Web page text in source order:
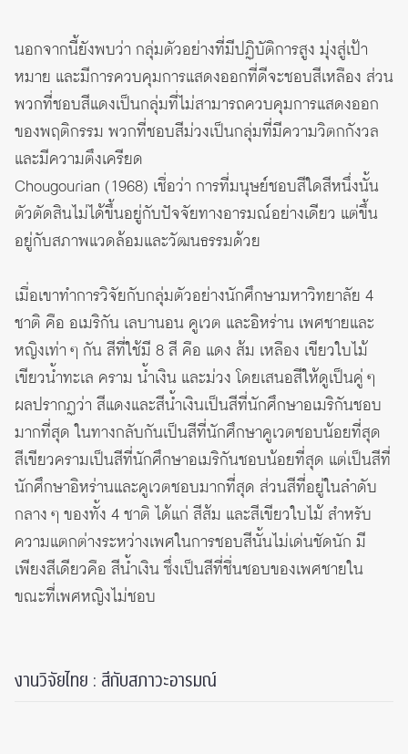
นอกจากนี้ยังพบว่า กลุ่มตัวอย่างที่มีปฏิบัติการสูง มุ่งสู่เป้า
หมาย และมีการควบคุมการแสดงออกที่ดีจะชอบสีเหลือง ส่วน
พวกที่ชอบสีแดงเป็นกลุ่มที่ไม่สามารถควบคุมการแสดงออก
ของพฤติกรรม พวกที่ชอบสีม่วงเป็นกลุ่มที่มีความวิตกกังวล
และมีความตึงเครียด
Chougourian (1968) เชื่อว่า การที่มนุษย์ชอบสีใดสีหนึ่งนั้น
ตัวตัดสินไม่ได้ขึ้นอยู่กับปัจจัยทางอารมณ์อย่างเดียว แต่ขึ้น
อยู่กับสภาพแวดล้อมและวัฒนธรรมด้วย
เมื่อเขาทำการวิจัยกับกลุ่มตัวอย่างนักศึกษามหาวิทยาลัย 4
ชาติ คือ อเมริกัน เลบานอน คูเวต และอิหร่าน เพศชายและ
หญิงเท่า ๆ กัน สีที่ใช้มี 8 สี คือ แดง ส้ม เหลือง เขียวใบไม้
เขียวน้ำทะเล คราม น้ำเงิน และม่วง โดยเสนอสีให้ดูเป็นคู่ ๆ
ผลปรากฏว่า สีแดงและสีน้ำเงินเป็นสีที่นักศึกษาอเมริกันชอบ
มากที่สุด ในทางกลับกันเป็นสีที่นักศึกษาคูเวตชอบน้อยที่สุด
สีเขียวครามเป็นสีที่นักศึกษาอเมริกันชอบน้อยที่สุด แต่เป็นสีที่
นักศึกษาอิหร่านและคูเวตชอบมากที่สุด ส่วนสีที่อยู่ในลำดับ
กลาง ๆ ของทั้ง 4 ชาติ ได้แก่ สีส้ม และสีเขียวใบไม้ สำหรับ
ความแตกต่างระหว่างเพศในการชอบสีนั้นไม่เด่นชัดนัก มี
เพียงสีเดียวคือ สีน้ำเงิน ซึ่งเป็นสีที่ชื่นชอบของเพศชายใน
ขณะที่เพศหญิงไม่ชอบ
งานวิจัยไทย : สีกับสภาวะอารมณ์